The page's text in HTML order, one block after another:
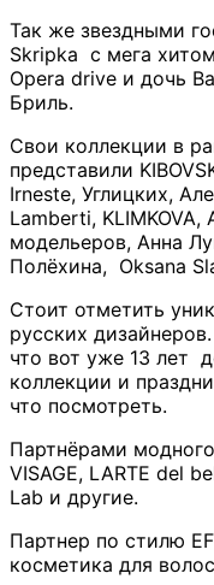
Так же звездными
Skripka c мега
Opera drive и дочь
Бриль.
Свои коллекции в
представили
Irneste, Углицких,
Lamberti,
модельеров, Анна
Полёхина, Oksana
Стоит отметить
русских
что вот уже 13 лет
коллекции и
что посмотреть.
Партнёрами
VISAGE, LARTE del
Lab и другие.
Партнер по стилю
косметика для